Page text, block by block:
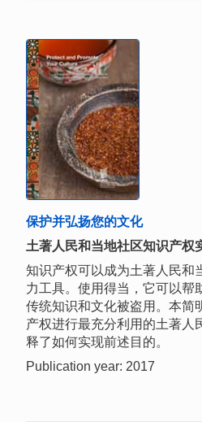
保护并弘扬您的文化
土著人民和当地社区知识产权
知识产权可以成为土著人民和
力工具。使用得当，它可以帮
传统知识和文化被盗用。本简
产权进行最充分利用的土著人
释了如何实现前述目的。
Publication year: 2017